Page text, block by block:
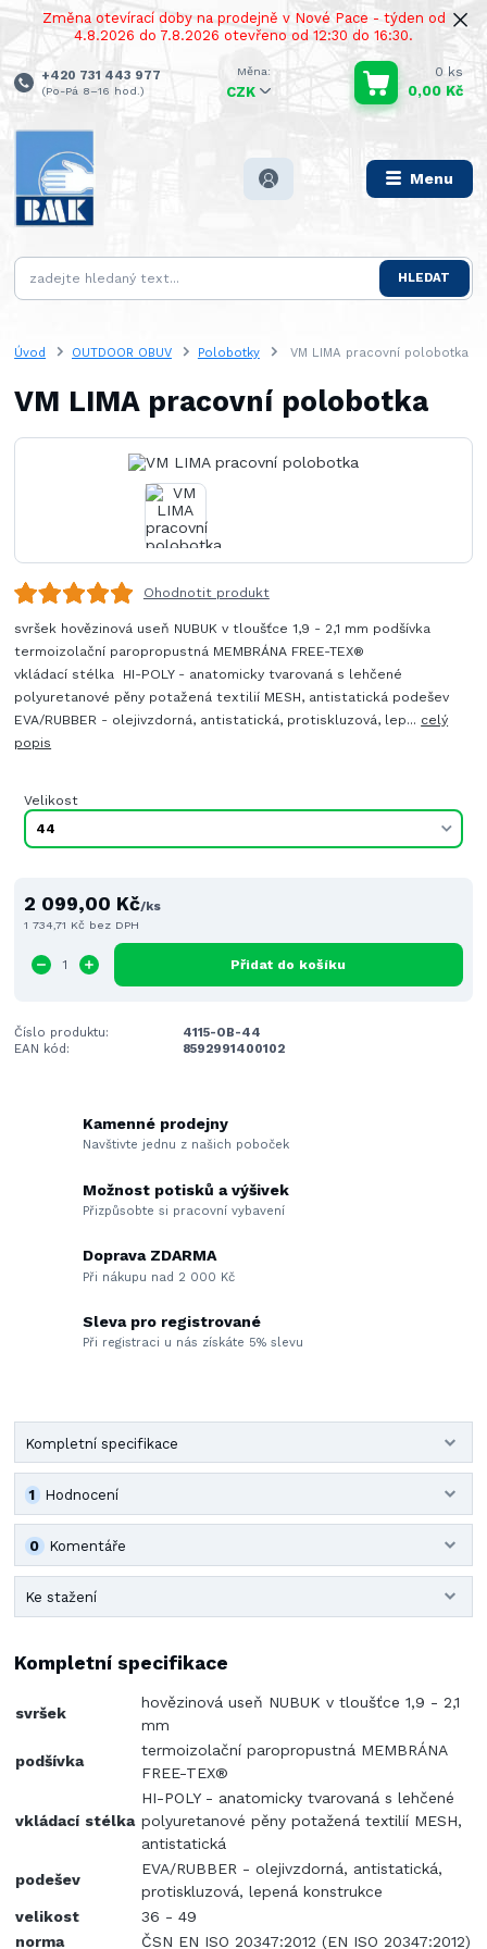
Změna otevírací doby na prodejně v Nové Pace - týden od
4.8.2026 do 7.8.2026 otevřeno od 12:30 do 16:30.
Menu
CZK
HLEDAT
+420 731 443 977
(Po-Pá 8–16 hod.)
0 ks
0,00 Kč
Úvod OUTDOOR OBUV Polobotky VM LIMA pracovní polobotka
VM LIMA pracovní polobotka
Ohodnotit produkt
svršek hovězinová useň NUBUK v tloušťce 1,9 - 2,1 mm podšívka
termoizolační paropropustná MEMBRÁNA FREE-TEX®
vkládací stélka HI-POLY - anatomicky tvarovaná s lehčené
polyuretanové pěny potažená textilií MESH, antistatická podešev
EVA/RUBBER - olejivzdorná, antistatická, protiskluzová, lep... celý
popis
Velikost
2 099,00 Kč/ks
1 734,71 Kč bez DPH
Přidat do košíku
Číslo produktu:
4115-OB-44
EAN kód:
8592991400102
Kamenné prodejny
Navštivte jednu z našich poboček
Možnost potisků a výšivek
Přizpůsobte si pracovní vybavení
Doprava ZDARMA
Při nákupu nad 2 000 Kč
Sleva pro registrované
Při registraci u nás získáte 5% slevu
Kompletní specifikace
Hodnocení
1
Komentáře
0
Ke stažení
Kompletní specifikace
svršek
hovězinová useň NUBUK v tloušťce 1,9 - 2,1
mm
podšívka
termoizolační paropropustná MEMBRÁNA
FREE-TEX®
vkládací stélka
HI-POLY - anatomicky tvarovaná s lehčené
polyuretanové pěny potažená textilií MESH,
antistatická
podešev
EVA/RUBBER - olejivzdorná, antistatická,
protiskluzová, lepená konstrukce
velikost
36 - 49
norma
ČSN EN ISO 20347:2012 (EN ISO 20347:2012)